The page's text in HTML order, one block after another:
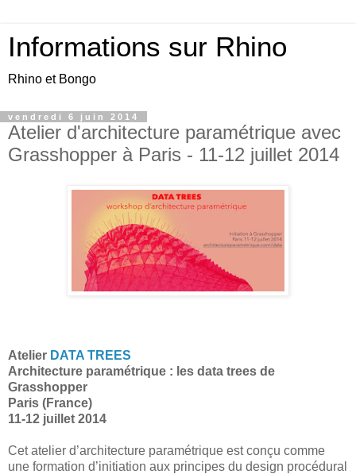
Informations sur Rhino
Rhino et Bongo
vendredi 6 juin 2014
Atelier d'architecture paramétrique avec
Grasshopper à Paris - 11-12 juillet 2014
Atelier DATA TREES
Architecture paramétrique : les data trees de
Grasshopper
Paris (France)
11-12 juillet 2014
Cet atelier d’architecture paramétrique est conçu comme
une formation d’initiation aux principes du design procédural